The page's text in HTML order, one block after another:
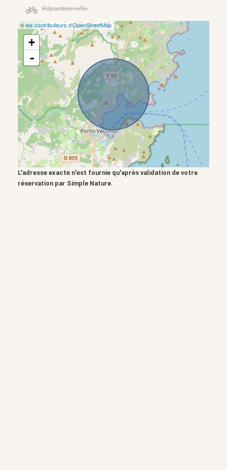
Réparation vélo
©les contributeurs d’OpenStreetMap
+
-
L'adresse exacte n'est fournie qu'après validation de votre
réservation par Simple Nature.